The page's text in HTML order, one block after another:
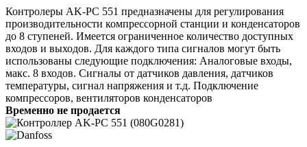
Контролеры AK-PC 551 предназначены для регулирования
производительности компрессорной станции и конденсаторов
до 8 ступеней. Имеется ограниченное количество доступных
входов и выходов. Для каждого типа сигналов могут быть
использованы следующие подключения: Аналоговые входы,
макс. 8 входов. Сигналы от датчиков давления, датчиков
температуры, сигнал напряжения и т.д. Подключение
компрессоров, вентиляторов конденсаторов
Временно не продается